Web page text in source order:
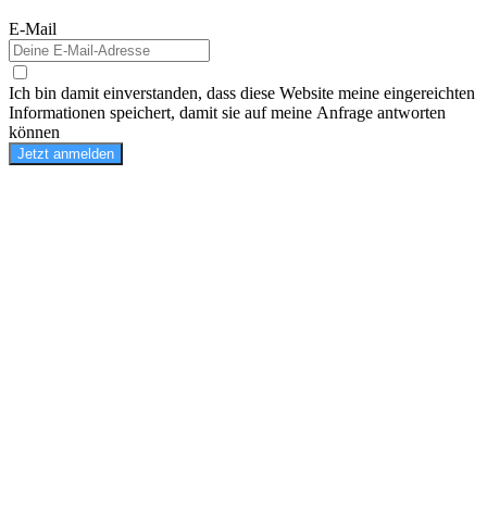
E-Mail
Ich bin damit einverstanden, dass diese Website meine eingereichten
Informationen speichert, damit sie auf meine Anfrage antworten
können
Jetzt anmelden